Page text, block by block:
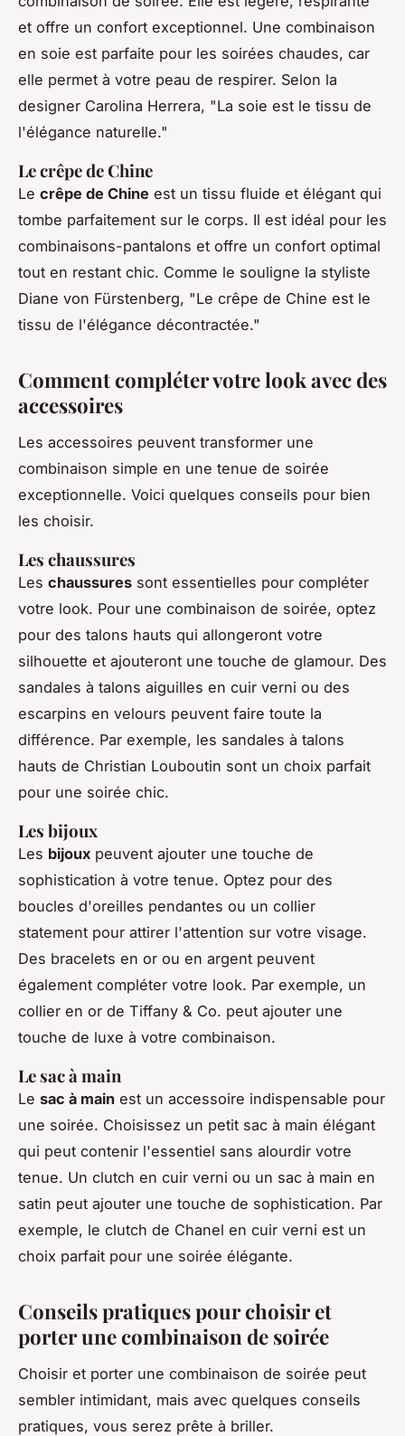
et offre un confort exceptionnel. Une combinaison
en soie est parfaite pour les soirées chaudes, car
elle permet à votre peau de respirer. Selon la
designer Carolina Herrera, "La soie est le tissu de
l'élégance naturelle."
Le crêpe de Chine
Le crêpe de Chine est un tissu fluide et élégant qui
tombe parfaitement sur le corps. Il est idéal pour les
combinaisons-pantalons et offre un confort optimal
tout en restant chic. Comme le souligne la styliste
Diane von Fürstenberg, "Le crêpe de Chine est le
tissu de l'élégance décontractée."
Comment compléter votre look avec des
accessoires
Les accessoires peuvent transformer une
combinaison simple en une tenue de soirée
exceptionnelle. Voici quelques conseils pour bien
les choisir.
Les chaussures
Les chaussures sont essentielles pour compléter
votre look. Pour une combinaison de soirée, optez
pour des talons hauts qui allongeront votre
silhouette et ajouteront une touche de glamour. Des
sandales à talons aiguilles en cuir verni ou des
escarpins en velours peuvent faire toute la
différence. Par exemple, les sandales à talons
hauts de Christian Louboutin sont un choix parfait
pour une soirée chic.
Les bijoux
Les bijoux peuvent ajouter une touche de
sophistication à votre tenue. Optez pour des
boucles d'oreilles pendantes ou un collier
statement pour attirer l'attention sur votre visage.
Des bracelets en or ou en argent peuvent
également compléter votre look. Par exemple, un
collier en or de Tiffany & Co. peut ajouter une
touche de luxe à votre combinaison.
Le sac à main
Le sac à main est un accessoire indispensable pour
une soirée. Choisissez un petit sac à main élégant
qui peut contenir l'essentiel sans alourdir votre
tenue. Un clutch en cuir verni ou un sac à main en
satin peut ajouter une touche de sophistication. Par
exemple, le clutch de Chanel en cuir verni est un
choix parfait pour une soirée élégante.
Conseils pratiques pour choisir et
porter une combinaison de soirée
Choisir et porter une combinaison de soirée peut
sembler intimidant, mais avec quelques conseils
pratiques, vous serez prête à briller.